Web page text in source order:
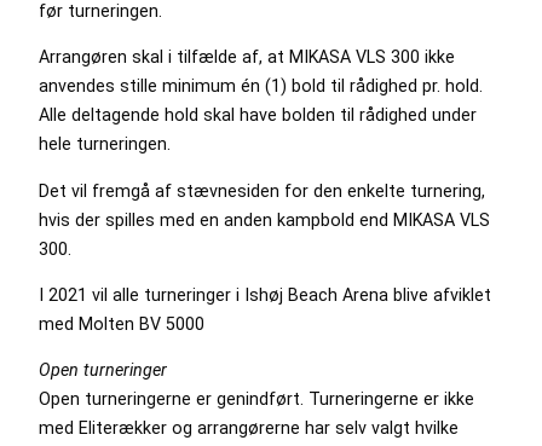
før turneringen.
Arrangøren skal i tilfælde af, at MIKASA VLS 300 ikke
anvendes stille minimum én (1) bold til rådighed pr. hold.
Alle deltagende hold skal have bolden til rådighed under
hele turneringen.
Det vil fremgå af stævnesiden for den enkelte turnering,
hvis der spilles med en anden kampbold end MIKASA VLS
300.
I 2021 vil alle turneringer i Ishøj Beach Arena blive afviklet
med Molten BV 5000
Open turneringer
Open turneringerne er genindført. Turneringerne er ikke
med Eliterækker og arrangørerne har selv valgt hvilke